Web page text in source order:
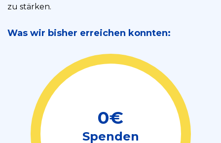
zu stärken.
Was wir bisher erreichen konnten:
0€
Spenden